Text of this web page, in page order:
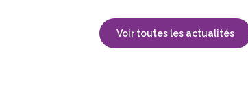
Voir toutes les actualités